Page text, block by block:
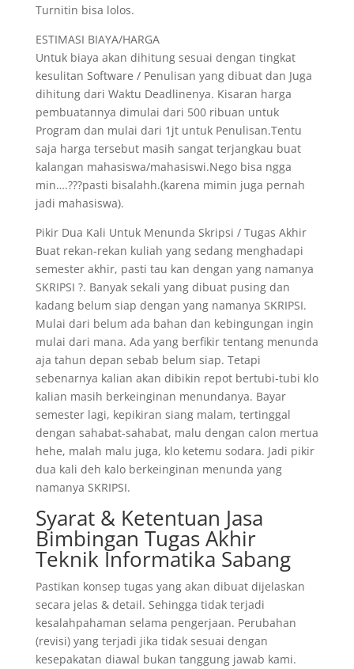
Turnitin bisa lolos.
ESTIMASI BIAYA/HARGA
Untuk biaya akan dihitung sesuai dengan tingkat
kesulitan Software / Penulisan yang dibuat dan Juga
dihitung dari Waktu Deadlinenya. Kisaran harga
pembuatannya dimulai dari 500 ribuan untuk
Program dan mulai dari 1jt untuk Penulisan.Tentu
saja harga tersebut masih sangat terjangkau buat
kalangan mahasiswa/mahasiswi.Nego bisa ngga
min….???pasti bisalahh.(karena mimin juga pernah
jadi mahasiswa).
Pikir Dua Kali Untuk Menunda Skripsi / Tugas Akhir
Buat rekan-rekan kuliah yang sedang menghadapi
semester akhir, pasti tau kan dengan yang namanya
SKRIPSI ?. Banyak sekali yang dibuat pusing dan
kadang belum siap dengan yang namanya SKRIPSI.
Mulai dari belum ada bahan dan kebingungan ingin
mulai dari mana. Ada yang berfikir tentang menunda
aja tahun depan sebab belum siap. Tetapi
sebenarnya kalian akan dibikin repot bertubi-tubi klo
kalian masih berkeinginan menundanya. Bayar
semester lagi, kepikiran siang malam, tertinggal
dengan sahabat-sahabat, malu dengan calon mertua
hehe, malah malu juga, klo ketemu sodara. Jadi pikir
dua kali deh kalo berkeinginan menunda yang
namanya SKRIPSI.
Syarat & Ketentuan Jasa
Bimbingan Tugas Akhir
Teknik Informatika Sabang
Pastikan konsep tugas yang akan dibuat dijelaskan
secara jelas & detail. Sehingga tidak terjadi
kesalahpahaman selama pengerjaan. Perubahan
(revisi) yang terjadi jika tidak sesuai dengan
kesepakatan diawal bukan tanggung jawab kami.